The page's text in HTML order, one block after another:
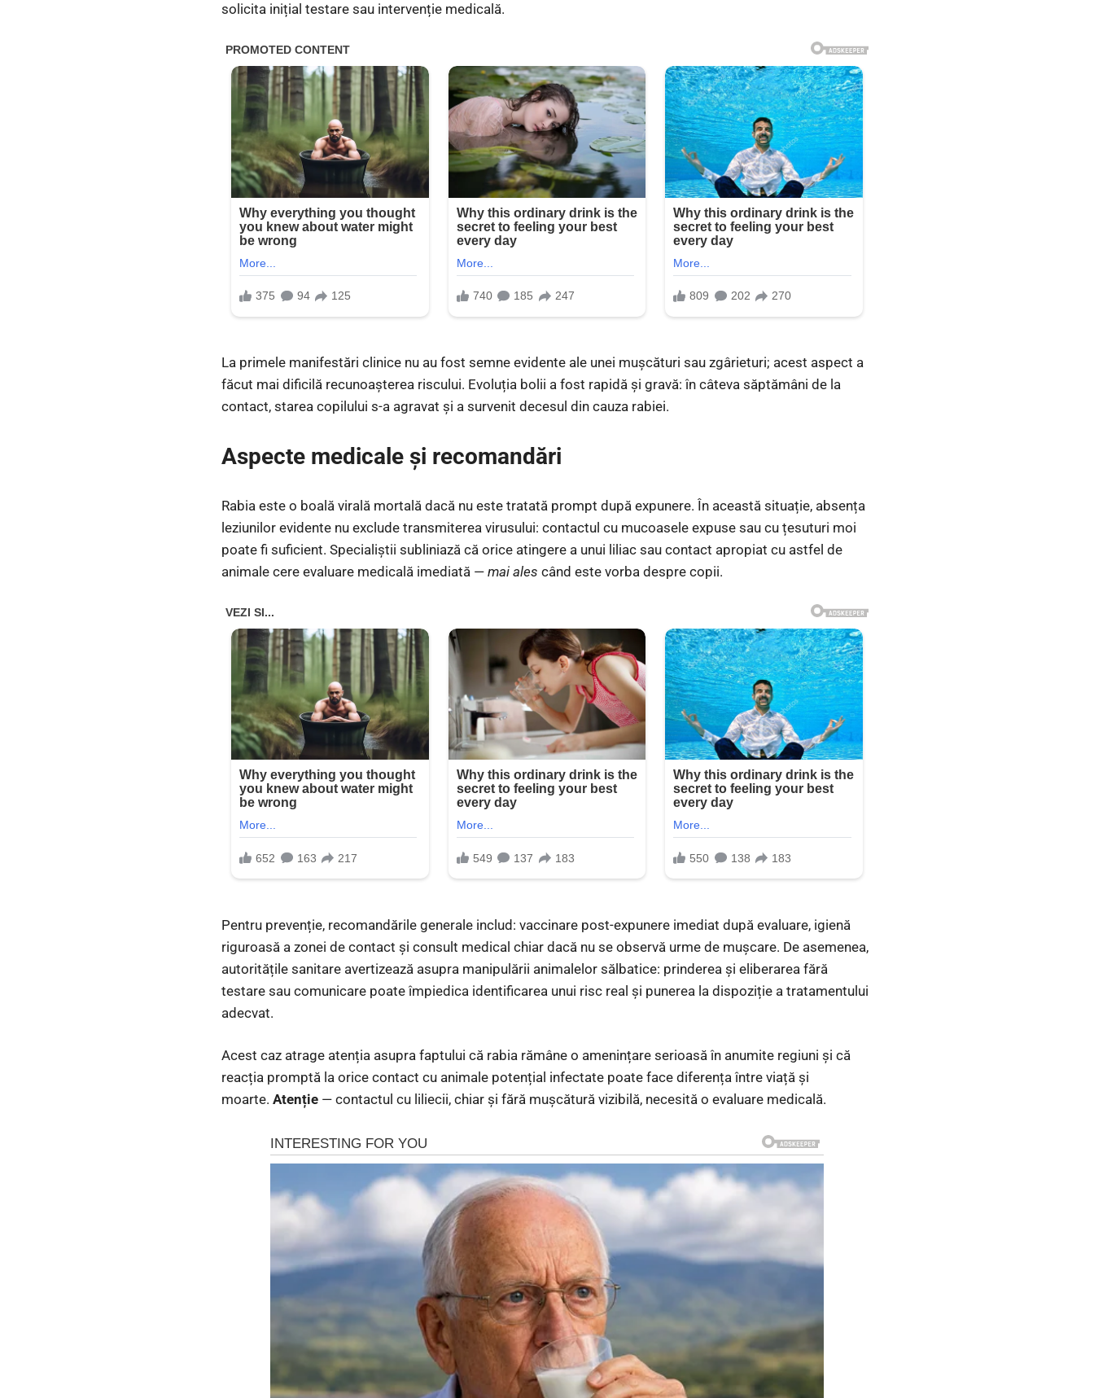
solicita inițial testare sau intervenție medicală.
La primele manifestări clinice nu au fost semne evidente ale unei mușcături sau zgârieturi; acest aspect a
făcut mai dificilă recunoașterea riscului. Evoluția bolii a fost rapidă și gravă: în câteva săptămâni de la
contact, starea copilului s-a agravat și a survenit decesul din cauza rabiei.
Aspecte medicale și recomandări
Rabia este o boală virală mortală dacă nu este tratată prompt după expunere. În această situație, absența
leziunilor evidente nu exclude transmiterea virusului: contactul cu mucoasele expuse sau cu țesuturi moi
poate fi suficient. Specialiștii subliniază că orice atingere a unui liliac sau contact apropiat cu astfel de
animale cere evaluare medicală imediată — mai ales când este vorba despre copii.
Pentru prevenție, recomandările generale includ: vaccinare post-expunere imediat după evaluare, igienă
riguroasă a zonei de contact și consult medical chiar dacă nu se observă urme de mușcare. De asemenea,
autoritățile sanitare avertizează asupra manipulării animalelor sălbatice: prinderea și eliberarea fără
testare sau comunicare poate împiedica identificarea unui risc real și punerea la dispoziție a tratamentului
adecvat.
Acest caz atrage atenția asupra faptului că rabia rămâne o amenințare serioasă în anumite regiuni și că
reacția promptă la orice contact cu animale potențial infectate poate face diferența între viață și
moarte. Atenție — contactul cu liliecii, chiar și fără mușcătură vizibilă, necesită o evaluare medicală.